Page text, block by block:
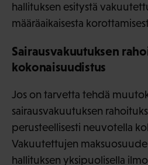
hallituksen esitystä
määräaikaisesta
Sairausvakuutuksen
kokonaisuudistus
Jos on tarvetta tehdä
sairausvakuutuksen
perusteellisesti neuvotella
Vakuutettujen
hallituksen yksipuolisella